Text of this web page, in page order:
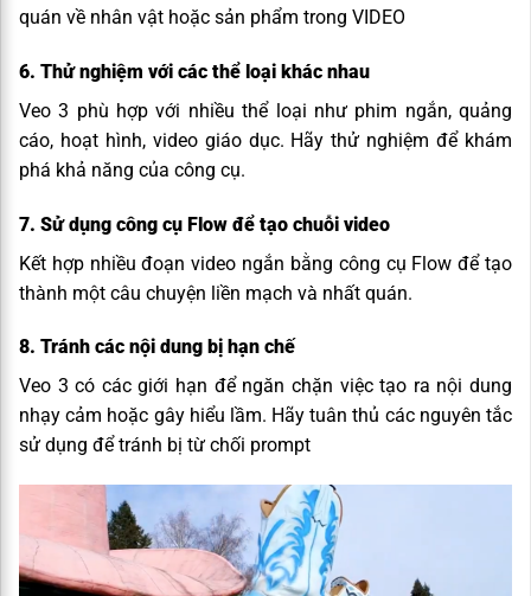
quán về nhân vật hoặc sản phẩm trong VIDEO
6. Thử nghiệm với các thể loại khác nhau
Veo 3 phù hợp với nhiều thể loại như phim ngắn, quảng
cáo, hoạt hình, video giáo dục. Hãy thử nghiệm để khám
phá khả năng của công cụ.
7. Sử dụng công cụ Flow để tạo chuỗi video
Kết hợp nhiều đoạn video ngắn bằng công cụ Flow để tạo
thành một câu chuyện liền mạch và nhất quán.
8. Tránh các nội dung bị hạn chế
Veo 3 có các giới hạn để ngăn chặn việc tạo ra nội dung
nhạy cảm hoặc gây hiểu lầm. Hãy tuân thủ các nguyên tắc
sử dụng để tránh bị từ chối prompt